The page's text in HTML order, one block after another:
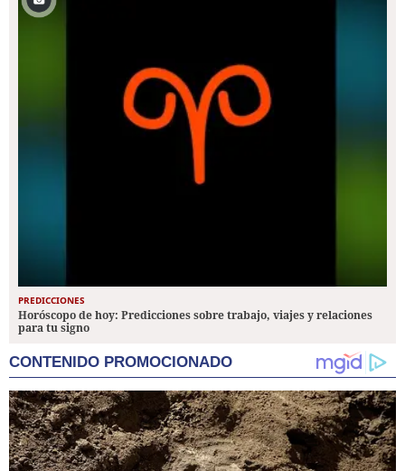
PREDICCIONES
Horóscopo de hoy: Predicciones sobre trabajo, viajes y relaciones
para tu signo
CONTENIDO PROMOCIONADO